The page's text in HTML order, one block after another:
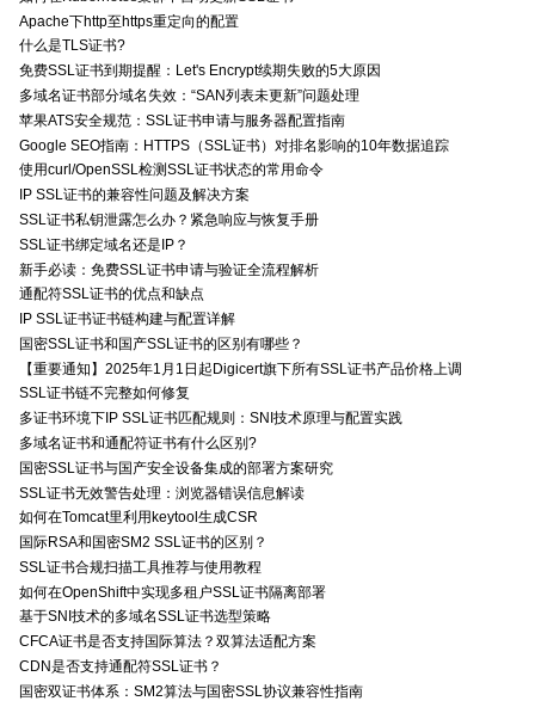
Apache下http至https重定向的配置
什么是TLS证书?
免费SSL证书到期提醒：Let's Encrypt续期失败的5大原因
多域名证书部分域名失效：“SAN列表未更新”问题处理
苹果ATS安全规范：SSL证书申请与服务器配置指南
Google SEO指南：HTTPS（SSL证书）对排名影响的10年数据追踪
使用curl/OpenSSL检测SSL证书状态的常用命令
IP SSL证书的兼容性问题及解决方案
SSL证书私钥泄露怎么办？紧急响应与恢复手册
SSL证书绑定域名还是IP？
新手必读：免费SSL证书申请与验证全流程解析
通配符SSL证书的优点和缺点
IP SSL证书证书链构建与配置详解
国密SSL证书和国产SSL证书的区别有哪些？
【重要通知】2025年1月1日起Digicert旗下所有SSL证书产品价格上调
SSL证书链不完整如何修复
多证书环境下IP SSL证书匹配规则：SNI技术原理与配置实践
多域名证书和通配符证书有什么区别?
国密SSL证书与国产安全设备集成的部署方案研究
SSL证书无效警告处理：浏览器错误信息解读
如何在Tomcat里利用keytool生成CSR
国际RSA和国密SM2 SSL证书的区别？
SSL证书合规扫描工具推荐与使用教程
如何在OpenShift中实现多租户SSL证书隔离部署
基于SNI技术的多域名SSL证书选型策略
CFCA证书是否支持国际算法？双算法适配方案
CDN是否支持通配符SSL证书？
国密双证书体系：SM2算法与国密SSL协议兼容性指南